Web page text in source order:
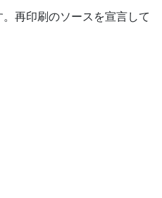
再印刷のソースを宣言して